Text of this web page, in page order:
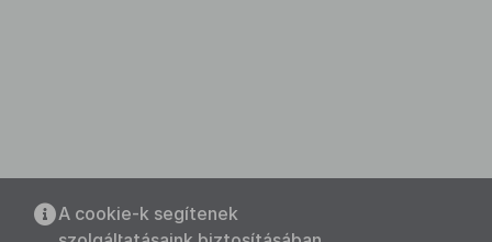
A cookie-k segítenek